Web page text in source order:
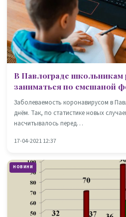
В Павлограде школьникам
заниматься по смешаной
Заболеваемость коронавирусом в
днём. Так, по статистике новых
насчитывалось перед…
17-04-2021 12:37
НОВИНИ